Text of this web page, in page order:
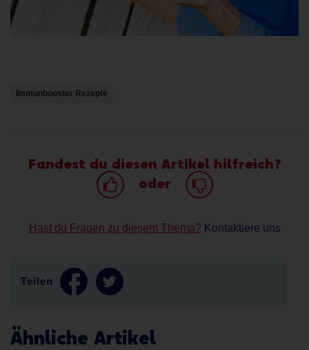
Immunbooster Rezepte
Fandest du diesen Artikel hilfreich?
oder
Hast du Fragen zu diesem Thema? Kontaktiere uns
Teilen
Ähnliche Artikel